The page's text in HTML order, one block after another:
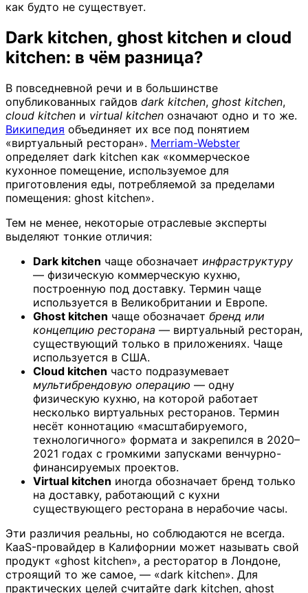
как будто не существует.
Dark kitchen, ghost kitchen и cloud
kitchen: в чём разница?
В повседневной речи и в большинстве
опубликованных гайдов dark kitchen, ghost kitchen,
cloud kitchen и virtual kitchen означают одно и то же.
Википедия объединяет их все под понятием
«виртуальный ресторан». Merriam-Webster
определяет dark kitchen как «коммерческое
кухонное помещение, используемое для
приготовления еды, потребляемой за пределами
помещения: ghost kitchen».
Тем не менее, некоторые отраслевые эксперты
выделяют тонкие отличия:
Dark kitchen чаще обозначает инфраструктуру
— физическую коммерческую кухню,
построенную под доставку. Термин чаще
используется в Великобритании и Европе.
Ghost kitchen чаще обозначает бренд или
концепцию ресторана — виртуальный ресторан,
существующий только в приложениях. Чаще
используется в США.
Cloud kitchen часто подразумевает
мультибрендовую операцию — одну
физическую кухню, на которой работает
несколько виртуальных ресторанов. Термин
несёт коннотацию «масштабируемого,
технологичного» формата и закрепился в 2020–
2021 годах с громкими запусками венчурно-
финансируемых проектов.
Virtual kitchen иногда обозначает бренд только
на доставку, работающий с кухни
существующего ресторана в нерабочие часы.
Эти различия реальны, но соблюдаются не всегда.
KaaS-провайдер в Калифорнии может называть свой
продукт «ghost kitchen», а ресторатор в Лондоне,
строящий то же самое, — «dark kitchen». Для
практических целей считайте dark kitchen, ghost